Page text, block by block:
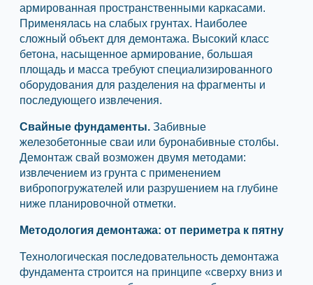
армированная пространственными каркасами.
Применялась на слабых грунтах. Наиболее
сложный объект для демонтажа. Высокий класс
бетона, насыщенное армирование, большая
площадь и масса требуют специализированного
оборудования для разделения на фрагменты и
последующего извлечения.
Свайные фундаменты. Забивные
железобетонные сваи или буронабивные столбы.
Демонтаж свай возможен двумя методами:
извлечением из грунта с применением
вибропогружателей или разрушением на глубине
ниже планировочной отметки.
Методология демонтажа: от периметра к пятну
Технологическая последовательность демонтажа
фундамента строится на принципе «сверху вниз и